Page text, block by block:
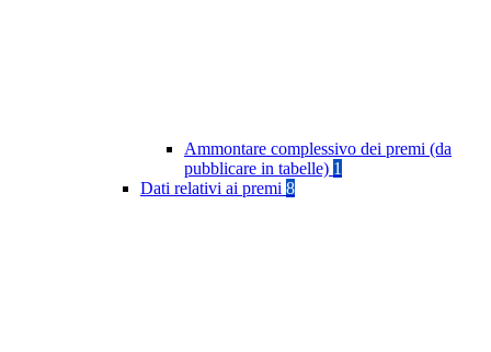
Ammontare complessivo dei premi (da
pubblicare in tabelle) 1
Dati relativi ai premi 8